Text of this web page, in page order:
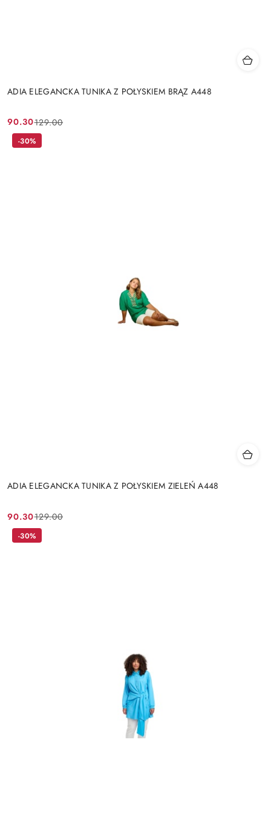
ADIA ELEGANCKA TUNIKA Z POŁYSKIEM BRĄZ A448
Cena
promocyjna:
90.30
Cena
przed
129.00
ADIA ELEGANCKA TUNIKA Z POŁYSKIEM ZIELEŃ A448
Cena
promocyjna:
90.30
Cena
przed
129.00
-30%
-30%